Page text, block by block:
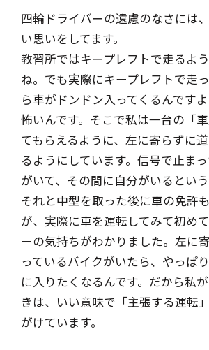
四輪ドライバーの遠慮のなさには
い思いをしてます。
教習所ではキープレフトで走るよ
ね。でも実際にキープレフトで走
ら車がドンドン入ってくるんです
怖いんです。そこで私は一台の「
てもらえるように、左に寄らずに
るようにしています。信号で止ま
がいて、その間に自分がいるという
それと中型を取った後に車の免許
が、実際に車を運転してみて初め
ーの気持ちがわかりました。左に
っているバイクがいたら、やっぱ
に入りたくなるんです。だから私
きは、いい意味で「主張する運転
がけています。